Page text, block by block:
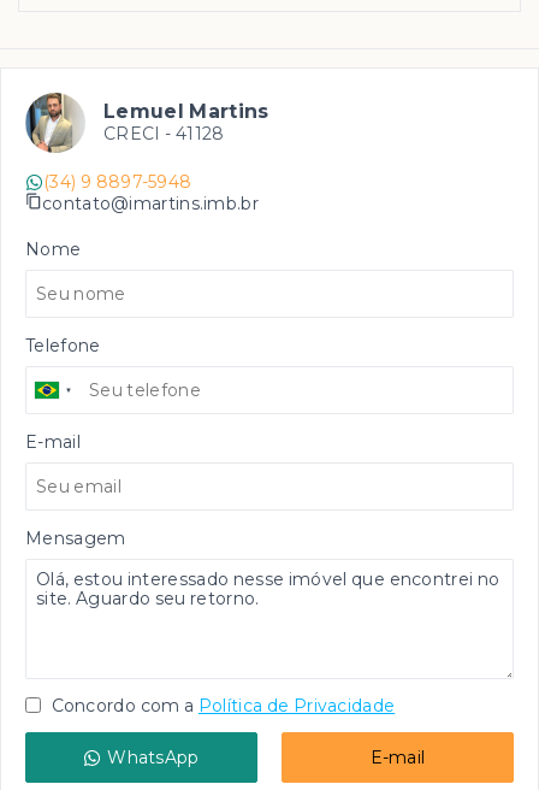
Lemuel Martins
CRECI - 41128
(34) 9 8897-5948
contato@imartins.imb.br
Nome
Telefone
E-mail
Mensagem
Concordo com a Política de Privacidade
WhatsApp E-mail